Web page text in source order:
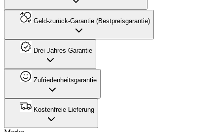
Geld-zurück-Garantie (Bestpreisgarantie)
Drei-Jahres-Garantie
Zufriedenheitsgarantie
Kostenfreie Lieferung